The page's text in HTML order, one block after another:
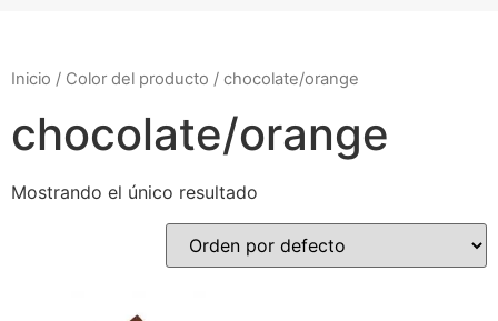
Inicio / Color del producto / chocolate/orange
chocolate/orange
Mostrando el único resultado